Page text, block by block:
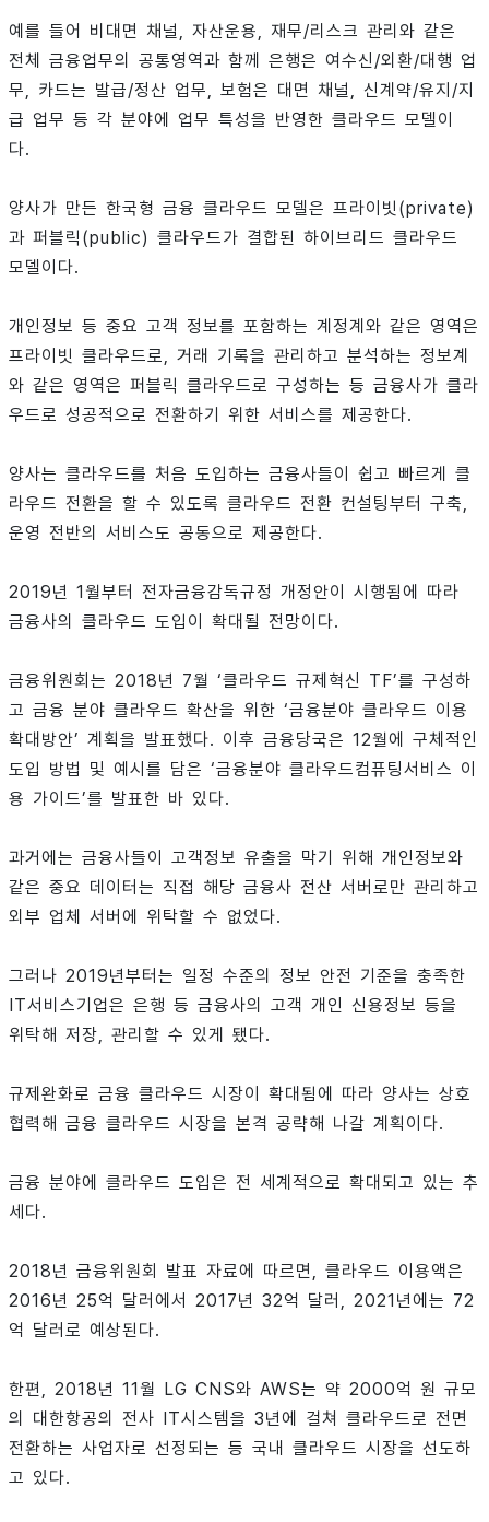
예를 들어 비대면 채널, 자산운용, 재무/리스크 관리와 같은
전체 금융업무의 공통영역과 함께 은행은 여수신/외환/대행 업
무, 카드는 발급/정산 업무, 보험은 대면 채널, 신계약/유지/지
급 업무 등 각 분야에 업무 특성을 반영한 클라우드 모델이
다.
양사가 만든 한국형 금융 클라우드 모델은 프라이빗(private)
과 퍼블릭(public) 클라우드가 결합된 하이브리드 클라우드
모델이다.
개인정보 등 중요 고객 정보를 포함하는 계정계와 같은 영역은
프라이빗 클라우드로, 거래 기록을 관리하고 분석하는 정보계
와 같은 영역은 퍼블릭 클라우드로 구성하는 등 금융사가 클라
우드로 성공적으로 전환하기 위한 서비스를 제공한다.
양사는 클라우드를 처음 도입하는 금융사들이 쉽고 빠르게 클
라우드 전환을 할 수 있도록 클라우드 전환 컨설팅부터 구축,
운영 전반의 서비스도 공동으로 제공한다.
2019년 1월부터 전자금융감독규정 개정안이 시행됨에 따라
금융사의 클라우드 도입이 확대될 전망이다.
금융위원회는 2018년 7월 ‘클라우드 규제혁신 TF’를 구성하
고 금융 분야 클라우드 확산을 위한 ‘금융분야 클라우드 이용
확대방안’ 계획을 발표했다. 이후 금융당국은 12월에 구체적인
도입 방법 및 예시를 담은 ‘금융분야 클라우드컴퓨팅서비스 이
용 가이드’를 발표한 바 있다.
과거에는 금융사들이 고객정보 유출을 막기 위해 개인정보와
같은 중요 데이터는 직접 해당 금융사 전산 서버로만 관리하고
외부 업체 서버에 위탁할 수 없었다.
그러나 2019년부터는 일정 수준의 정보 안전 기준을 충족한
IT서비스기업은 은행 등 금융사의 고객 개인 신용정보 등을
위탁해 저장, 관리할 수 있게 됐다.
규제완화로 금융 클라우드 시장이 확대됨에 따라 양사는 상호
협력해 금융 클라우드 시장을 본격 공략해 나갈 계획이다.
금융 분야에 클라우드 도입은 전 세계적으로 확대되고 있는 추
세다.
2018년 금융위원회 발표 자료에 따르면, 클라우드 이용액은
2016년 25억 달러에서 2017년 32억 달러, 2021년에는 72
억 달러로 예상된다.
한편, 2018년 11월 LG CNS와 AWS는 약 2000억 원 규모
의 대한항공의 전사 IT시스템을 3년에 걸쳐 클라우드로 전면
전환하는 사업자로 선정되는 등 국내 클라우드 시장을 선도하
고 있다.